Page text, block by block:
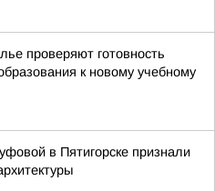
проверяют готовность
к новому учебному
в Пятигорске признали